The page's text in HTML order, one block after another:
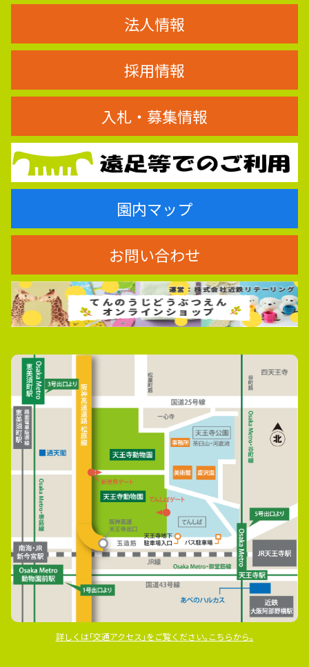
法人情報
採用情報
入札・募集情報
園内マップ
お問い合わせ
詳しくは｢交通アクセス｣をご覧ください｡こちらから｡